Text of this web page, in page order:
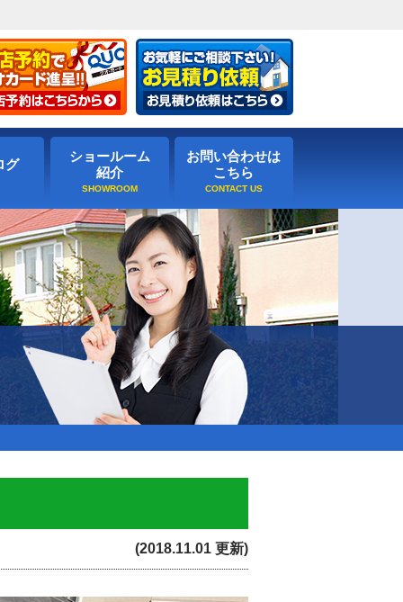
グ
ショールーム
紹介
お問い合わせは
こちら
(2018.11.01 更新)